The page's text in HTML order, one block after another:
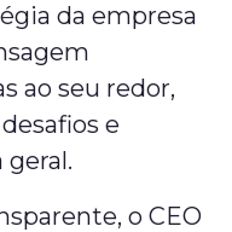
da empresa
ao seu redor,
e
geral.
o CEO